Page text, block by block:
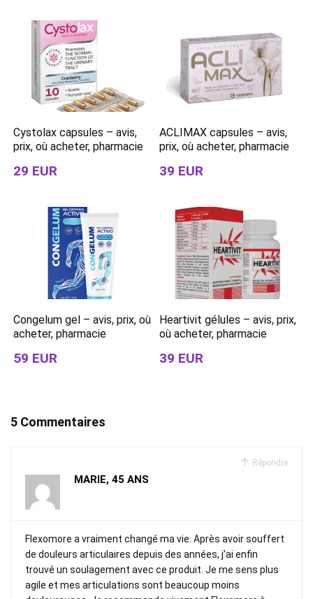
Cystolax capsules – avis,
prix, où acheter, pharmacie
29 EUR
ACLIMAX capsules – avis,
prix, où acheter, pharmacie
39 EUR
Congelum gel – avis, prix, où
acheter, pharmacie
59 EUR
Heartivit gélules – avis, prix,
où acheter, pharmacie
39 EUR
5 Commentaires
Répondre
MARIE, 45 ANS
Flexomore a vraiment changé ma vie. Après avoir souffert
de douleurs articulaires depuis des années, j’ai enfin
trouvé un soulagement avec ce produit. Je me sens plus
agile et mes articulations sont beaucoup moins